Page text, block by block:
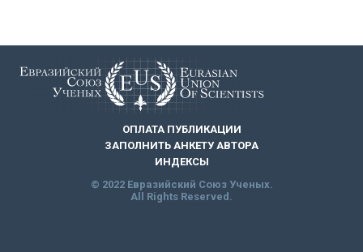
ОПЛАТА ПУБЛИКАЦИИ
ЗАПОЛНИТЬ АНКЕТУ АВТОРА
ИНДЕКСЫ
© 2022 Евразийский Союз Ученых.
All Rights Reserved.